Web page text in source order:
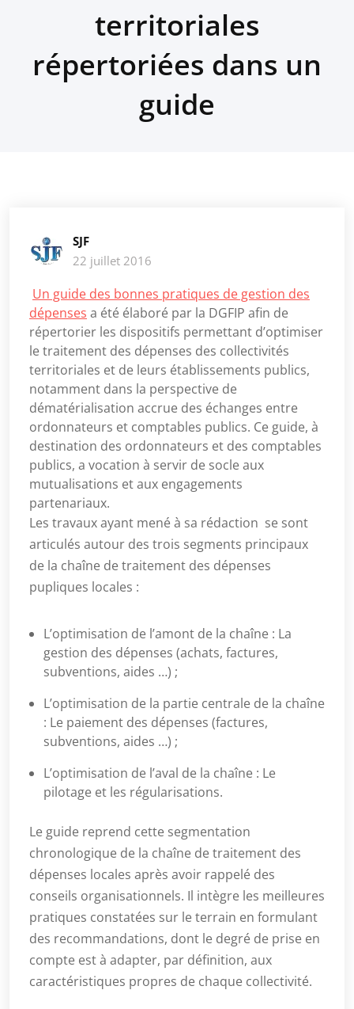
territoriales
répertoriées dans un
guide
SJF
22 juillet 2016
Un guide des bonnes pratiques de gestion des
dépenses a été élaboré par la DGFIP afin de
répertorier les dispositifs permettant d’optimiser
le traitement des dépenses des collectivités
territoriales et de leurs établissements publics,
notamment dans la perspective de
dématérialisation accrue des échanges entre
ordonnateurs et comptables publics. Ce guide, à
destination des ordonnateurs et des comptables
publics, a vocation à servir de socle aux
mutualisations et aux engagements
partenariaux.
Les travaux ayant mené à sa rédaction se sont
articulés autour des trois segments principaux
de la chaîne de traitement des dépenses
pupliques locales :
L’optimisation de l’amont de la chaîne : La
gestion des dépenses (achats, factures,
subventions, aides …) ;
L’optimisation de la partie centrale de la chaîne
: Le paiement des dépenses (factures,
subventions, aides …) ;
L’optimisation de l’aval de la chaîne : Le
pilotage et les régularisations.
Le guide reprend cette segmentation
chronologique de la chaîne de traitement des
dépenses locales après avoir rappelé des
conseils organisationnels. Il intègre les meilleures
pratiques constatées sur le terrain en formulant
des recommandations, dont le degré de prise en
compte est à adapter, par définition, aux
caractéristiques propres de chaque collectivité.